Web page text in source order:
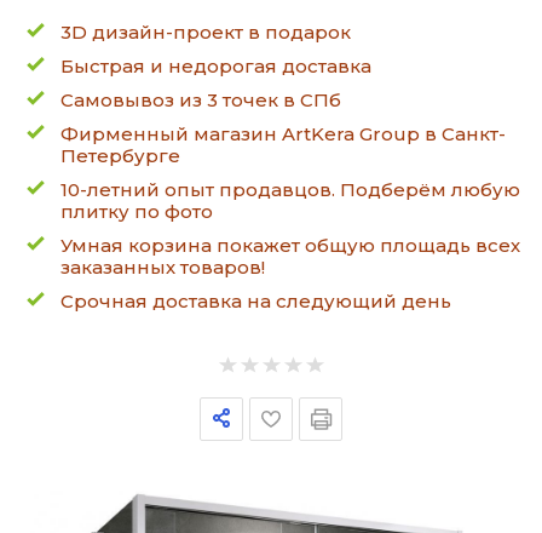
3D дизайн-проект в подарок
Быстрая и недорогая доставка
Самовывоз из 3 точек в СПб
Фирменный магазин ArtKera Group в Санкт-
Петербурге
10-летний опыт продавцов. Подберём любую
плитку по фото
Умная корзина покажет общую площадь всех
заказанных товаров!
Срочная доставка на следующий день